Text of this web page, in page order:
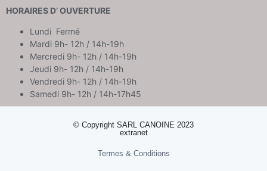
HORAIRES D’ OUVERTURE
Lundi Fermé
Mardi 9h- 12h / 14h-19h
Mercredi 9h- 12h / 14h-19h
Jeudi 9h- 12h / 14h-19h
Vendredi 9h- 12h / 14h-19h
Samedi 9h- 12h / 14h-17h45
© Copyright SARL CANOINE 2023
extranet
Termes & Conditions